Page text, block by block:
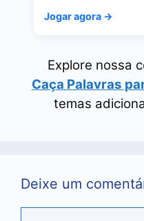
Jogar agora →
Explore nossa
Caça Palavras
temas
Deixe um